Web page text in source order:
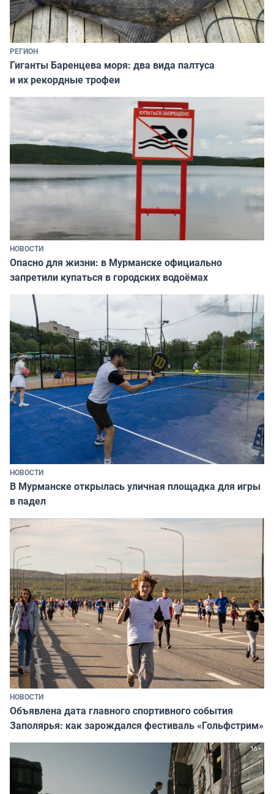
РЕГИОН
Гиганты Баренцева моря: два вида палтуса
и их рекордные трофеи
НОВОСТИ
Опасно для жизни: в Мурманске официально
запретили купаться в городских водоёмах
НОВОСТИ
В Мурманске открылась уличная площадка для игры
в падел
НОВОСТИ
Объявлена дата главного спортивного события
Заполярья: как зарождался фестиваль «Гольфстрим»